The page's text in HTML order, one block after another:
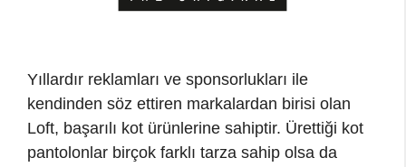
Yıllardır reklamları ve sponsorlukları ile
kendinden söz ettiren markalardan birisi olan
Loft, başarılı kot ürünlerine sahiptir. Ürettiği kot
pantolonlar birçok farklı tarza sahip olsa da